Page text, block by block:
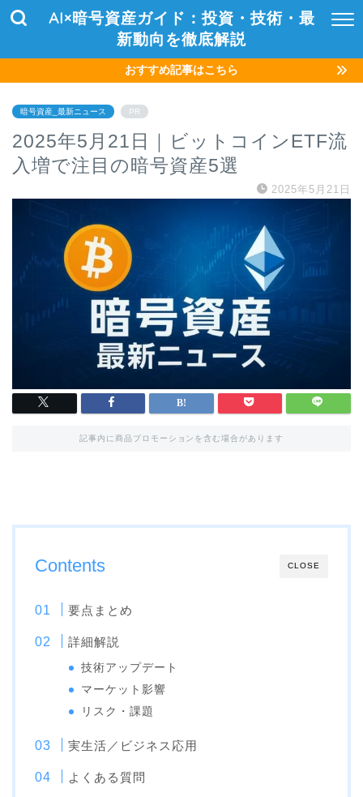
AI×暗号資産ガイド：投資・技術・最
新動向を徹底解説
おすすめ記事はこちら
暗号資産_最新ニュース PR
2025年5月21日｜ビットコインETF流
入増で注目の暗号資産5選
2025年5月21日
記事内に商品プロモーションを含む場合があります
CLOSE
Contents
要点まとめ
詳細解説
技術アップデート
マーケット影響
リスク・課題
実生活／ビジネス応用
よくある質問